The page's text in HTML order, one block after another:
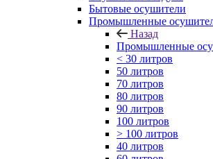
Бытовые осушители
Промышленные
Назад
Промышленные
< 30 литров
50 литров
70 литров
80 литров
90 литров
100 литров
> 100 литров
40 литров